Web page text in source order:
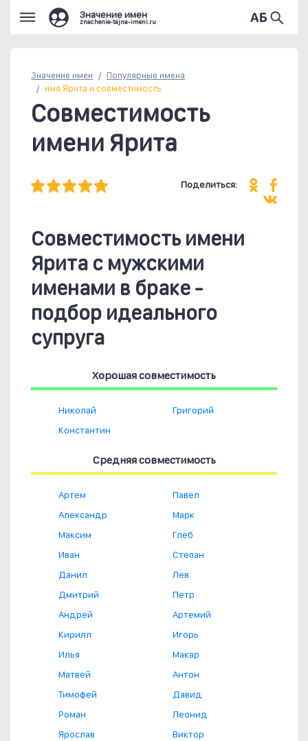
Значение имен
znachenie-tajna-imeni.ru
Значение имен Популярные имена
имя Ярита и совместимость
Совместимость
имени Ярита
Поделиться:
Совместимость имени
Ярита c мужскими
именами в браке -
подбор идеального
супруга
Хорошая совместимость
Николай
Константин
Григорий
Средняя совместимость
Артем
Александр
Максим
Иван
Данил
Дмитрий
Андрей
Кирилл
Илья
Матвей
Тимофей
Роман
Ярослав
Павел
Марк
Глеб
Степан
Лев
Петр
Артемий
Игорь
Макар
Антон
Давид
Леонид
Виктор